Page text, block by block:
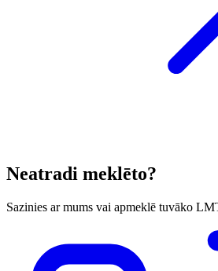
Neatradi meklēto?
Sazinies ar mums vai apmeklē tuvāko